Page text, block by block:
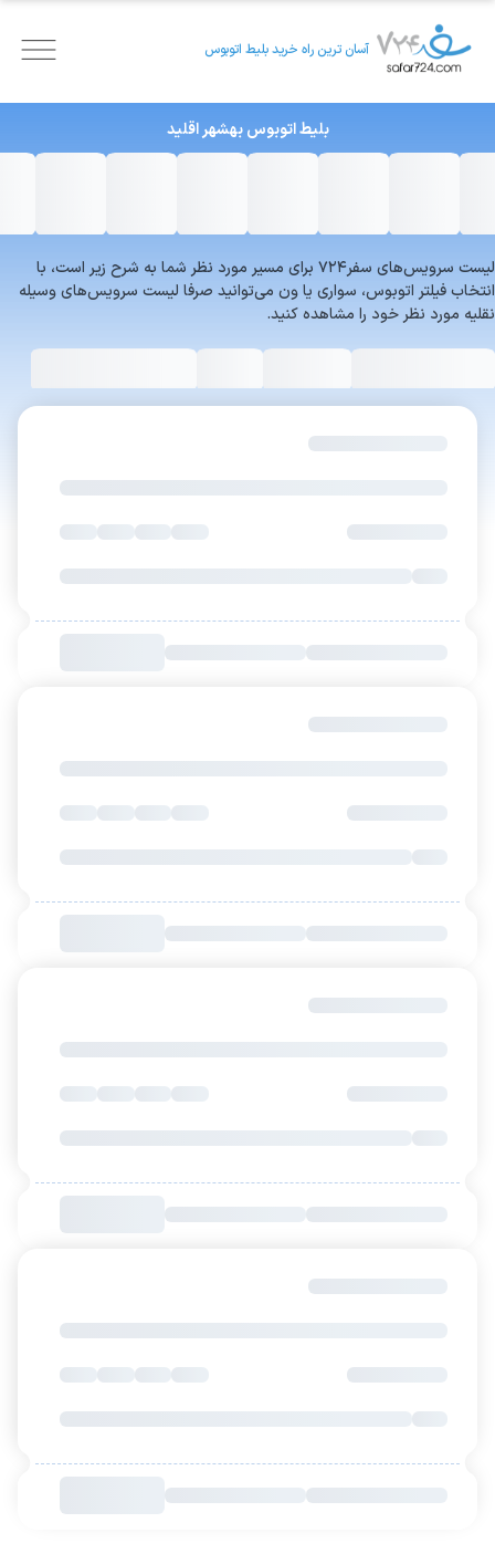
آسان ترین راه خرید بلیط اتوبوس
بلیط اتوبوس بهشهراقلید
لیست سرویس‌های سفر۷۲۴ برای مسیر مورد نظر شما به شرح زیر است، با
انتخاب فیلتر اتوبوس، سواری یا ون می‌توانید صرفا لیست سرویس‌های وسیله
نقلیه مورد نظر خود را مشاهده کنید.